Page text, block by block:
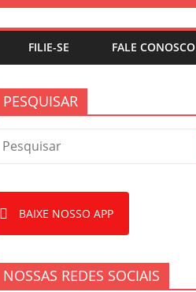
FILIE-SE FALE CONOSCO
PESQUISAR
BAIXE NOSSO APP
NOSSAS REDES SOCIAIS